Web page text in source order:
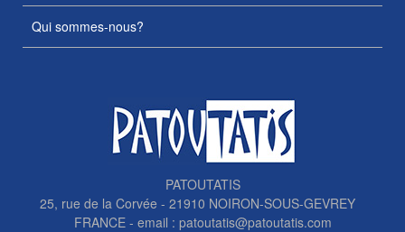
Qui sommes-nous?
PATOUTATIS
25, rue de la Corvée - 21910 NOIRON-SOUS-GEVREY
FRANCE - email : patoutatis@patoutatis.com